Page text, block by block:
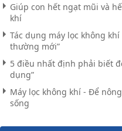
Giúp con hết ngạt mũi và
khí
Tác dụng máy lọc không
thường mới”
5 điều nhất định phải biết
dụng”
Máy lọc không khí - Để
sống